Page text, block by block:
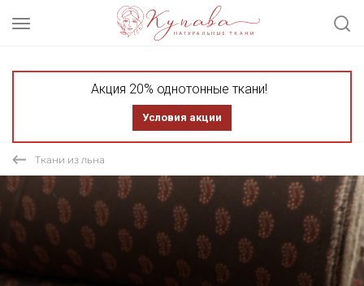
Акция 20% однотонные ткани!
Условия акции
Ткани из льна